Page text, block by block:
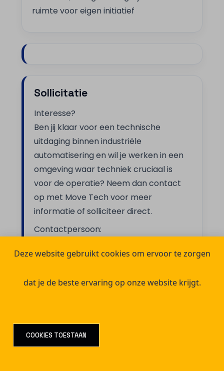
ruimte voor eigen initiatief
Sollicitatie
Interesse?
Ben jij klaar voor een technische
uitdaging binnen industriële
automatisering en wil je werken in een
omgeving waar techniek cruciaal is
voor de operatie? Neem dan contact
op met Move Tech voor meer
informatie of solliciteer direct.
Contactpersoon:
Berkay@movetechbv.nl
Solliciteren
Deze website gebruikt cookies om ervoor te zorgen
dat je de beste ervaring op onze website krijgt.
COOKIES TOESTAAN